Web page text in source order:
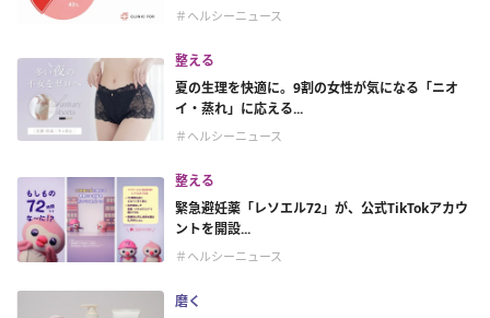
＃ヘルシーニュース
整える
夏の生理を快適に。9割の女性が気になる「ニオ
イ・蒸れ」に応える...
＃ヘルシーニュース
整える
緊急避妊薬「レソエル72」が、公式TikTokアカウ
ントを開設...
＃ヘルシーニュース
磨く